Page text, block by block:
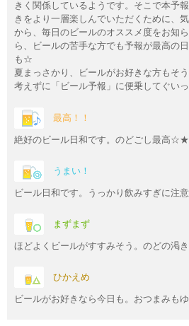
きく関係しているようです。そこで本予
きをより一層楽しんでいただくために、
から、毎日のビールのオススメ度をお知
ら、ビールの苦手な方でも予報が最高の
も☆
夏まっさかり、ビールがお好きな方もそ
考えずに「ビール予報」に便乗してぐい
最高！！
絶好のビール日和です。のどごし最高
うまい！
ビール日和です。うっかり飲みすぎに注意
まずまず
ほどよくビールがすすみそう。のどの渇
ひかえめ
ビールがお好きなら今日も。おつまみも